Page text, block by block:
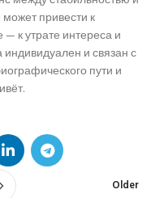
привести к
— к утрате интереса и
и связан с
пути и
Older